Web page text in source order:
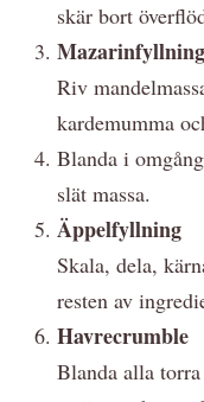
skär bort
Mazarinfyllning
Riv
kardemumma
Blanda i
slät massa.
Äppelfyllning
Skala, dela,
resten av
Havrecrumble
Blanda alla